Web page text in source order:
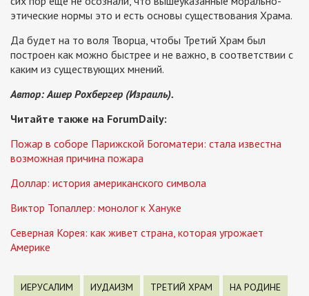
этические нормы это и есть основы существования Храма.
Да будет на то воля Творца, чтобы Третий Храм был
построен как можно быстрее и не важно, в соответствии с
каким из существующих мнений.
Автор: Ашер Рохбергер (Израиль).
Читайте также на ForumDaily:
Пожар в соборе Парижской Богоматери: стала известна
возможная причина пожара
Доллар: история американского символа
Виктор Топаллер: монолог к Хануке
Северная Корея: как живет страна, которая угрожает
Америке
ИЕРУСАЛИМ ИУДАИЗМ ТРЕТИЙ ХРАМ НА РОДИНЕ